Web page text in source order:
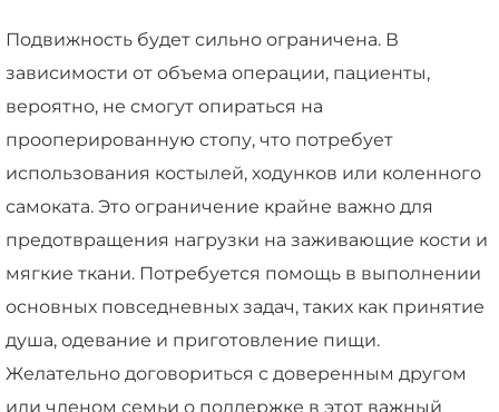
Подвижность будет сильно ограничена. В
зависимости от объема операции, пациенты,
вероятно, не смогут опираться на
прооперированную стопу, что потребует
использования костылей, ходунков или коленного
самоката. Это ограничение крайне важно для
предотвращения нагрузки на заживающие кости и
мягкие ткани. Потребуется помощь в выполнении
основных повседневных задач, таких как принятие
душа, одевание и приготовление пищи.
Желательно договориться с доверенным другом
или членом семьи о поддержке в этот важный